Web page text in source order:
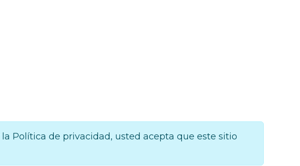
Política de privacidad, usted acepta que este sitio